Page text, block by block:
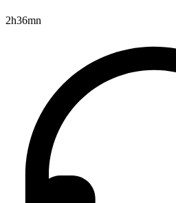
2h36mn